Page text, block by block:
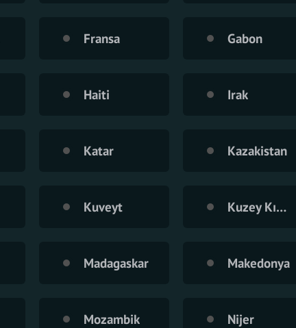
Fransa Gabon
Haiti Irak
Katar Kazakistan
Kuveyt Kuzey Kıbrıs Türk Cumhuriyeti
Madagaskar Makedonya
Mozambik Nijer